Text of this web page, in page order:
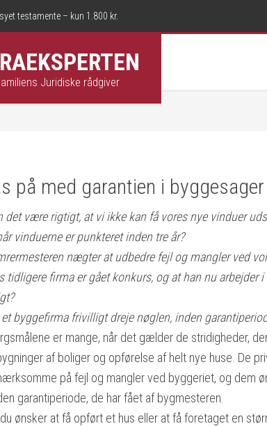
testamente – kun 1.800 kr.
Juridiske rådgiver
på med garantien i byggesager
det være rigtigt, at vi ikke kan få vores nye vinduer
vinduerne er punkteret inden tre år?
nægter at udbedre fejl og mangler ved
tidligere firma er gået konkurs, og at han nu arbejder
et byggefirma frivilligt dreje nøglen, inden
er mange, når det gælder de stridigheder,
af boliger og opførelse af helt nye huse. De
på fejl og mangler ved byggeriet, og dem
garantiperiode, de har fået af bygmesteren.
ønsker at få opført et hus eller at få foretaget en